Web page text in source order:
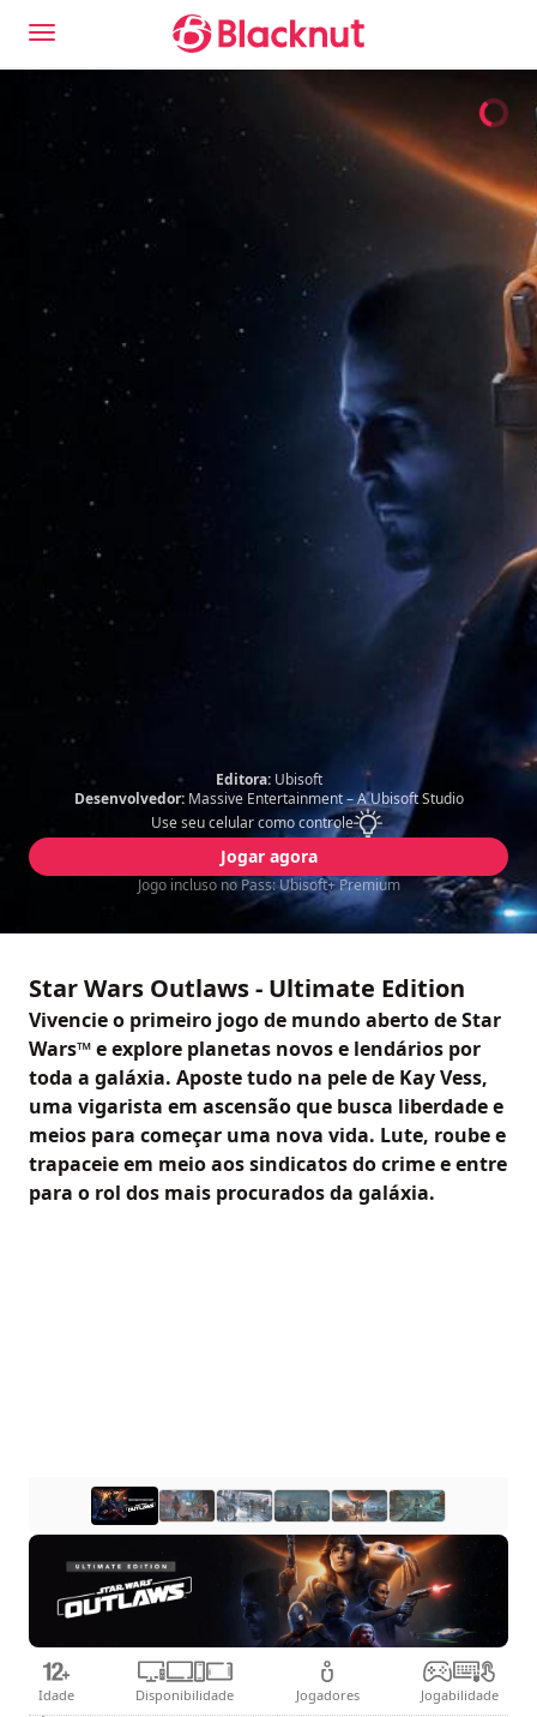
Editora: Ubisoft
Desenvolvedor: Massive Entertainment – A Ubisoft Studio
Use seu celular como controle
Jogar agora
Jogo incluso no Pass: Ubisoft+ Premium
Star Wars Outlaws - Ultimate Edition
Vivencie o primeiro jogo de mundo aberto de Star
Wars™ e explore planetas novos e lendários por
toda a galáxia. Aposte tudo na pele de Kay Vess,
uma vigarista em ascensão que busca liberdade e
meios para começar uma nova vida. Lute, roube e
trapaceie em meio aos sindicatos do crime e entre
para o rol dos mais procurados da galáxia.
Idade Disponibilidade Jogadores Jogabilidade